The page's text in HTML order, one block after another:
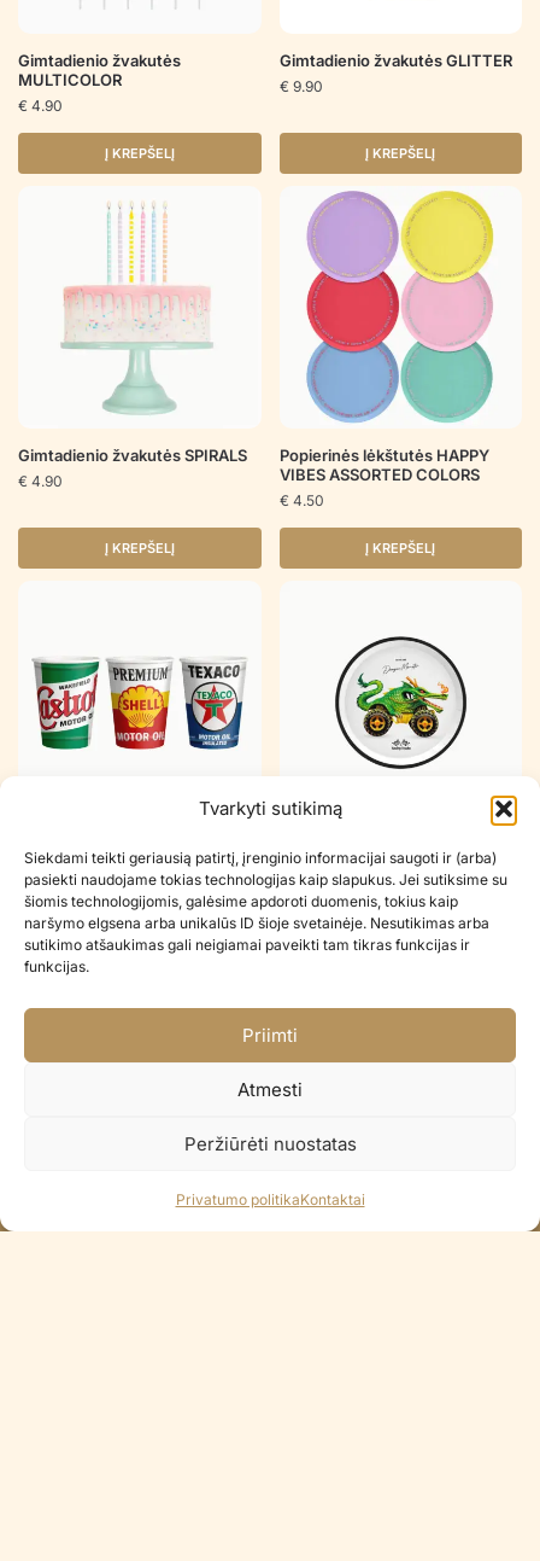
Tvarkyti sutikimą
Siekdami teikti geriausią patirtį, įrenginio informacijai saugoti ir (arba)
pasiekti naudojame tokias technologijas kaip slapukus. Jei sutiksime su
šiomis technologijomis, galėsime apdoroti duomenis, tokius kaip
naršymo elgsena arba unikalūs ID šioje svetainėje. Nesutikimas arba
sutikimo atšaukimas gali neigiamai paveikti tam tikras funkcijas ir
funkcijas.
Priimti
Atmesti
Peržiūrėti nuostatas
Privatumo politikaKontaktai
Gimtadienio žvakutės
MULTICOLOR
€ 4.90
Į KREPŠELĮ
Gimtadienio žvakutės GLITTER
€ 9.90
Į KREPŠELĮ
Gimtadienio žvakutės SPIRALS
€ 4.90
Į KREPŠELĮ
Popierinės lėkštutės HAPPY
VIBES ASSORTED COLORS
€ 4.50
Į KREPŠELĮ
Popieriniai puodeliai DRAGON
MONSTER
€3.90
Į KREPŠELĮ
Popierinės lėkštutės DRAGON
MONSTER
€3.90
Į KREPŠELĮ
Greitas pristatymas visoje Lietuvoje
Paprastas pinigų grąžinimas
14 dienų pinigų grąžinimo garantija
100% Saugus atsiskaitymas